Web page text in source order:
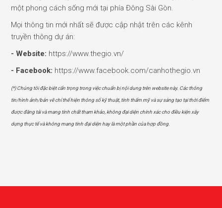
một phong cách sống mới tại phía Đông Sài Gòn.
Mọi thông tin mới nhất sẽ được cập nhật trên các kênh
truyền thông dự án:
- Website: https://www.thegio.vn/
- Facebook: https://www.facebook.com/canhothegio.vn
(*) Chúng tôi đặc biệt cẩn trọng trong việc chuẩn bị nội dung trên website này. Các thông
tin/hình ảnh/bản vẽ chỉ thể hiện thông số kỹ thuật, tính thẩm mỹ và sự sáng tạo tại thời điểm
được đăng tải và mang tính chất tham khảo, không đại diện chính xác cho điều kiện xây
dựng thực tế và không mang tính đại diện hay là một phần của hợp đồng.